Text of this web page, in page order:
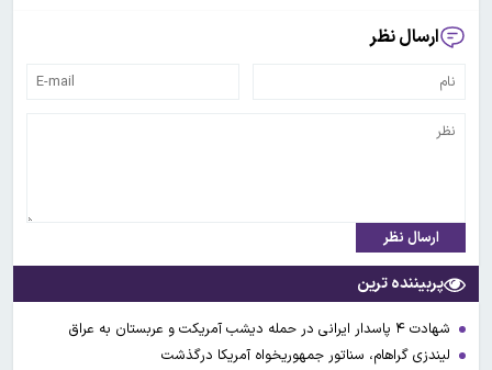
ارسال نظر
ارسال نظر
پربیننده ترین
شهادت ۴ پاسدار ایرانی در حمله دیشب آمریکت و عربستان به عراق
لیندزی گراهام، سناتور جمهوریخواه آمریکا درگذشت